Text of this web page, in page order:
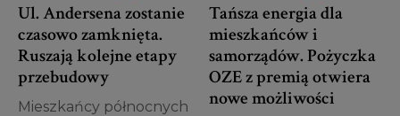
Ul. Andersena zostanie
czasowo zamknięta.
Ruszają kolejne etapy
przebudowy
Mieszkańcy północnych
Tańsza energia dla
mieszkańców i
samorządów. Pożyczka
OZE z premią otwiera
nowe możliwości